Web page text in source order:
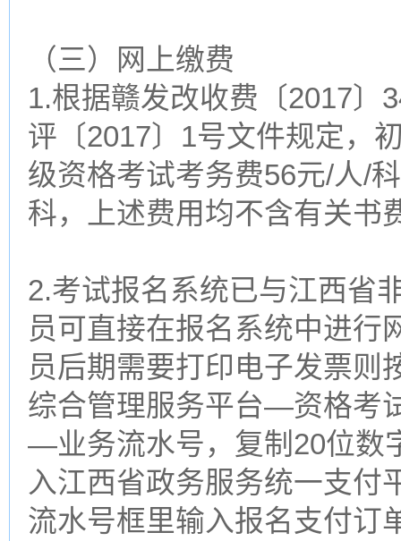
（三）网上缴费
1.根据赣发改收费〔2017〕
评〔2017〕1号文件规定，
级资格考试考务费56元/人/
科，上述费用均不含有关书
2.考试报名系统已与江西省
员可直接在报名系统中进行
员后期需要打印电子发票则
综合管理服务平台—资格
—业务流水号，复制20位数
入江西省政务服务统一支
流水号框里输入报名支付订